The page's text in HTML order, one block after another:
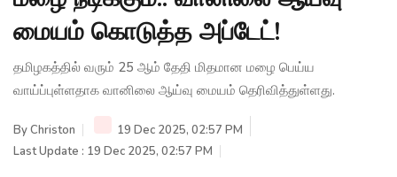
மையம் கொடுத்த அப்டேட்!
தமிழகத்தில் வரும் 25 ஆம் தேதி மிதமான மழை பெய்ய
வாய்ப்புள்ளதாக வானிலை ஆய்வு மையம் தெரிவித்துள்ளது.
ByChriston
19 Dec 2025, 02:57 PM
Last Update : 19 Dec 2025, 02:57 PM